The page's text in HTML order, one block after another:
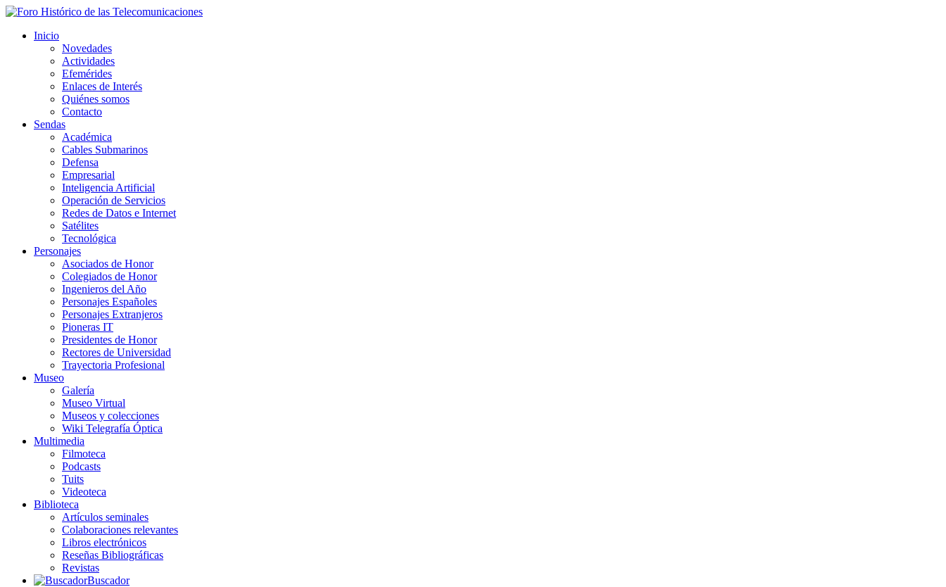
Inicio
Novedades
Actividades
Efemérides
Enlaces de Interés
Quiénes somos
Contacto
Sendas
Académica
Cables Submarinos
Defensa
Empresarial
Inteligencia Artificial
Operación de Servicios
Redes de Datos e Internet
Satélites
Tecnológica
Personajes
Asociados de Honor
Colegiados de Honor
Ingenieros del Año
Personajes Españoles
Personajes Extranjeros
Pioneras IT
Presidentes de Honor
Rectores de Universidad
Trayectoria Profesional
Museo
Galería
Museo Virtual
Museos y colecciones
Wiki Telegrafía Óptica
Multimedia
Filmoteca
Podcasts
Tuits
Videoteca
Biblioteca
Artículos seminales
Colaboraciones relevantes
Libros electrónicos
Reseñas Bibliográficas
Revistas
Buscador